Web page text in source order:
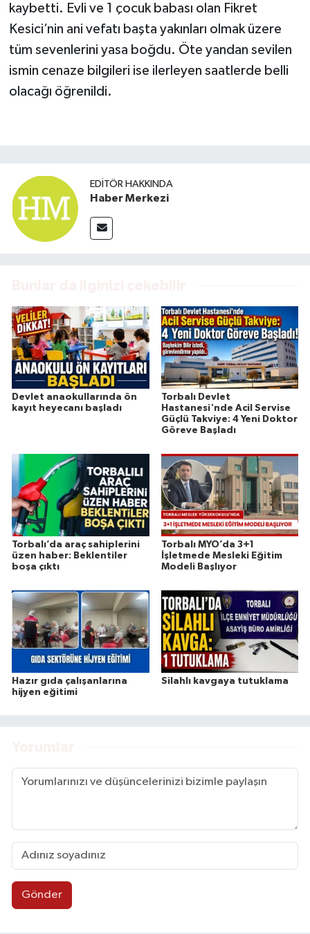
kaybetti. Evli ve 1 çocuk babası olan Fikret
Kesici’nin ani vefatı başta yakınları olmak üzere
tüm sevenlerini yasa boğdu. Öte yandan sevilen
ismin cenaze bilgileri ise ilerleyen saatlerde belli
olacağı öğrenildi.
EDITÖR HAKKINDA
Haber Merkezi
Devlet anaokullarında ön
kayıt heyecanı başladı
Torbalı Devlet
Hastanesi'nde Acil Servise
Güçlü Takviye: 4 Yeni Doktor
Göreve Başladı
Torbalı’da araç sahiplerini
üzen haber: Beklentiler
boşa çıktı
Torbalı MYO’da 3+1
İşletmede Mesleki Eğitim
Modeli Başlıyor
Hazır gıda çalışanlarına
hijyen eğitimi
Silahlı kavgaya tutuklama
Gönder